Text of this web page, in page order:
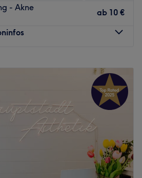
- Akne
ab 10 €
19:00
19:00
–19:00
10:00
19:00
10:00 –16:00
Geschlossen
Kosmetik in Berlin-
nicht nur klassische